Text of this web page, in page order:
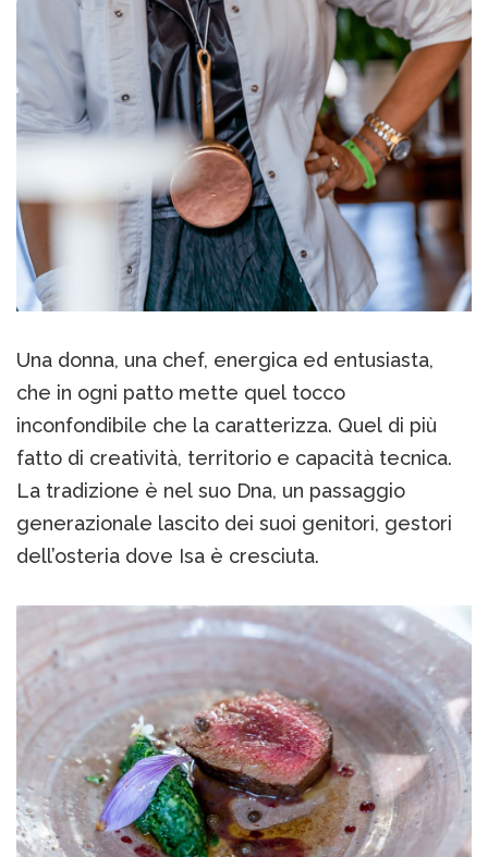
Una donna, una chef, energica ed entusiasta,
che in ogni patto mette quel tocco
inconfondibile che la caratterizza. Quel di più
fatto di creatività, territorio e capacità tecnica.
La tradizione è nel suo Dna, un passaggio
generazionale lascito dei suoi genitori, gestori
dell’osteria dove Isa è cresciuta.